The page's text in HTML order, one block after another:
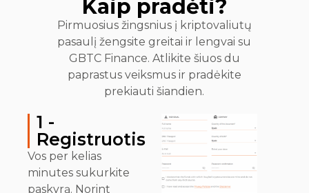
Kaip pradėti?
Pirmuosius žingsnius į kriptovaliutų
pasaulį žengsite greitai ir lengvai su
GBTC Finance. Atlikite šiuos du
paprastus veiksmus ir pradėkite
prekiauti šiandien.
1 -
Registruotis
Vos per kelias
minutes sukurkite
paskyrą. Norint